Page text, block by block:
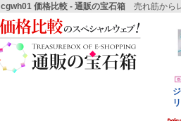
cgwh01 価格比較 - 通販の宝石箱 売れ筋から